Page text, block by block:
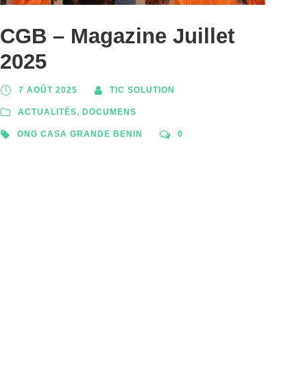
CGB – Magazine Juillet
2025
7 AOÛT 2025 TIC SOLUTION
ACTUALITÉS, DOCUMENS
ONG CASA GRANDE BENIN 0